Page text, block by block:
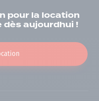
pour la location
aujourdhui !